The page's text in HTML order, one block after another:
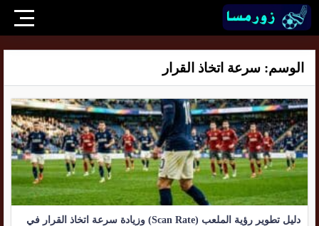
الوسم: سرعة اتخاذ القرار
دليل تطوير رؤية الملعب (Scan Rate) وزيادة سرعة اتخاذ القرار في